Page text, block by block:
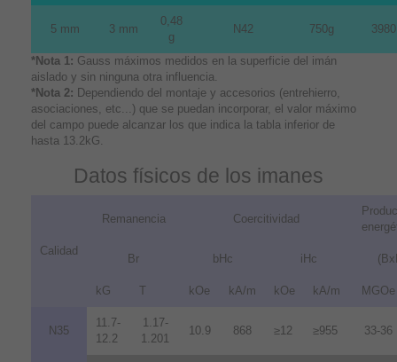
5 mm 3 mm
0,48
g
N42 750g
*Nota 1: Gauss máximos medidos en la superficie del imán
aislado y sin ninguna otra influencia.
*Nota 2: Dependiendo del montaje y accesorios (entrehierro,
asociaciones, etc...) que se puedan incorporar, el valor máximo
del campo puede alcanzar los que indica la tabla inferior de
hasta 13.2kG.
Datos físicos de los imanes
Calidad
Remanencia Coercitividad
Br bHc iHc
kG T kOe kA/m kOe kA/m MGOe
N35
11.7-
12.2
1.17-
1.201
10.9 868 ≥12 ≥955 33-36